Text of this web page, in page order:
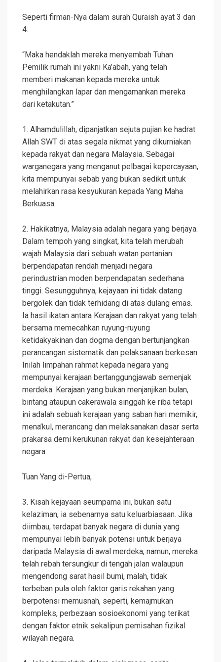
Seperti firman-Nya dalam surah Quraish ayat 3 dan
4:
“Maka hendaklah mereka menyembah Tuhan
Pemilik rumah ini yakni Ka’abah, yang telah
memberi makanan kepada mereka untuk
menghilangkan lapar dan mengamankan mereka
dari ketakutan.”
1. Alhamdulillah, dipanjatkan sejuta pujian ke hadrat
Allah SWT di atas segala nikmat yang dikurniakan
kepada rakyat dan negara Malaysia. Sebagai
warganegara yang menganut pelbagai kepercayaan,
kita mempunyai sebab yang bukan sedikit untuk
melahirkan rasa kesyukuran kepada Yang Maha
Berkuasa.
2. Hakikatnya, Malaysia adalah negara yang berjaya.
Dalam tempoh yang singkat, kita telah merubah
wajah Malaysia dari sebuah watan pertanian
berpendapatan rendah menjadi negara
perindustrian moden berpendapatan sederhana
tinggi. Sesungguhnya, kejayaan ini tidak datang
bergolek dan tidak terhidang di atas dulang emas.
Ia hasil ikatan antara Kerajaan dan rakyat yang telah
bersama memecahkan ruyung-ruyung
ketidakyakinan dan dogma dengan bertunjangkan
perancangan sistematik dan pelaksanaan berkesan.
Inilah limpahan rahmat kepada negara yang
mempunyai kerajaan bertanggungjawab semenjak
merdeka. Kerajaan yang bukan menjanjikan bulan,
bintang ataupun cakerawala singgah ke riba tetapi
ini adalah sebuah kerajaan yang saban hari memikir,
mena’kul, merancang dan melaksanakan dasar serta
prakarsa demi kerukunan rakyat dan kesejahteraan
negara.
Tuan Yang di-Pertua,
3. Kisah kejayaan seumpama ini, bukan satu
kelaziman, ia sebenarnya satu keluarbiasaan. Jika
diimbau, terdapat banyak negara di dunia yang
mempunyai lebih banyak potensi untuk berjaya
daripada Malaysia di awal merdeka, namun, mereka
telah rebah tersungkur di tengah jalan walaupun
mengendong sarat hasil bumi, malah, tidak
terbeban pula oleh faktor garis rekahan yang
berpotensi memusnah, seperti, kemajmukan
kompleks, perbezaan sosioekonomi yang terikat
dengan faktor etnik sekalipun pemisahan fizikal
wilayah negara.